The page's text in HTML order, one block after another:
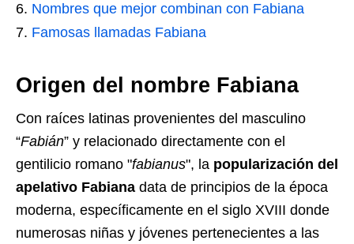
Nombres que mejor combinan con Fabiana
Famosas llamadas Fabiana
Origen del nombre Fabiana
Con raíces latinas provenientes del masculino
“Fabián” y relacionado directamente con el
gentilicio romano "fabianus", la popularización del
apelativo Fabiana data de principios de la época
moderna, específicamente en el siglo XVIII donde
numerosas niñas y jóvenes pertenecientes a las